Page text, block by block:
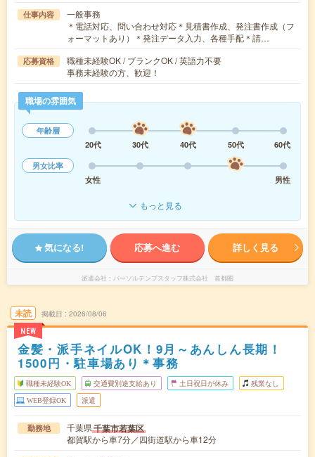
仕事内容
一般事務
＊電話対応、問い合わせ対応＊見積書作成、発注書作成（フ
ォーマットあり）＊発注データ入力、各種手配＊請…
応募資格
職種未経験OK / ブランクOK / 英語力不要
事務未経験の方、歓迎！
職場の雰囲気
年齢層
20代
30代 40代 50代
60代
男女比率
女性
男性
もっと見る
気になる! 応募へ進む 詳しく見る
派遣会社 パーソルテンプスタッフ株式会社 首都圏
未読
NEW
掲載日 2026/08/06
金髪・派手ネイルOK！9月～あんしん長期！
1500円・駐車場あり＊事務
職種未経験OK 交通費別途支給あり 土日祝日が休み 残業なし
WEB登録OK 派遣
勤務地 千葉県千葉市若葉区
都賀駅から車7分／四街道駅から車12分